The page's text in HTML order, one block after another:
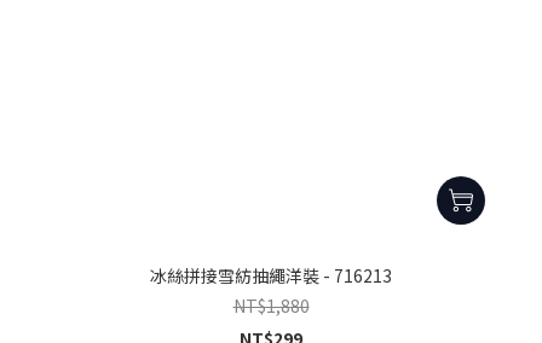
冰絲拼接雪紡抽繩洋裝 - 716213
NT$1,880
NT$299